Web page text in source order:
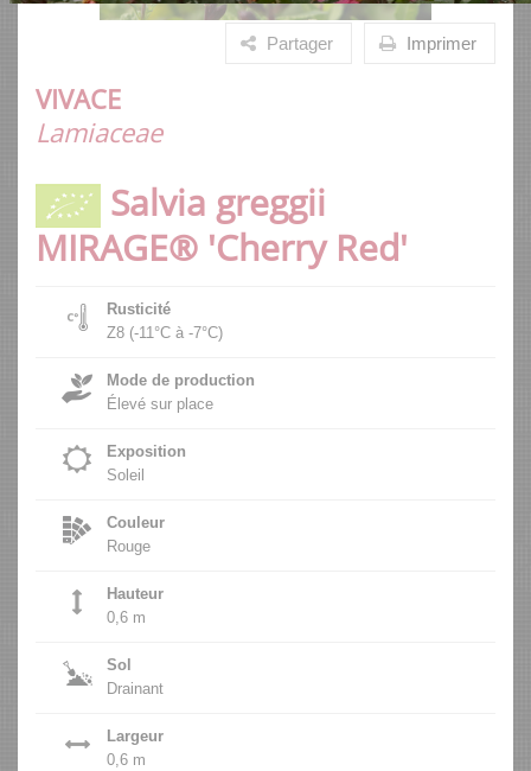
Imprimer
Partager
VIVACE
Lamiaceae
Salvia greggii
MIRAGE® 'Cherry Red'
Rusticité
Z8 (-11°C à -7°C)
Mode de production
Élevé sur place
Exposition
Soleil
Couleur
Rouge
Hauteur
0,6 m
Sol
Drainant
Largeur
0,6 m